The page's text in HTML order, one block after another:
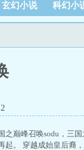
玄幻小说 科幻小
之巅峰召唤sodu，三
起。 穿越成始皇后裔